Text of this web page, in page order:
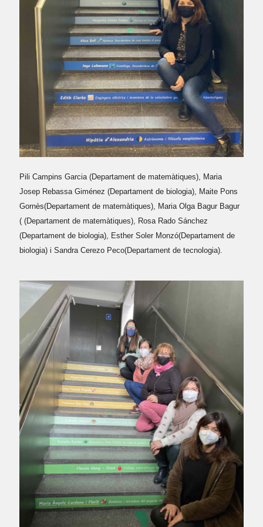
Pili Campins Garcia (Departament de matemàtiques), Maria
Josep Rebassa Giménez (Departament de biologia), Maite Pons
Gornès(Departament de matemàtiques), Maria Olga Bagur Bagur
( (Departament de matemàtiques), Rosa Rado Sánchez
(Departament de biologia), Esther Soler Monzó(Departament de
biologia) i Sandra Cerezo Peco(Departament de tecnologia).